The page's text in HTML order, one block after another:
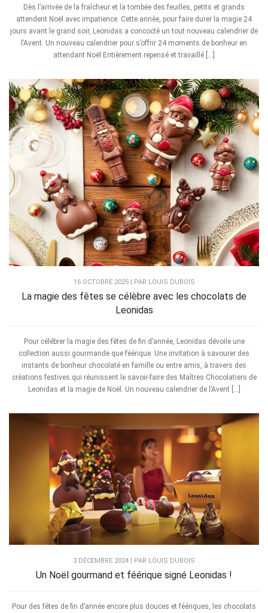
Dès l’arrivée de la fraîcheur et la tombée des feuilles, petits et grands
attendent Noël avec impatience. Cette année, pour faire durer la magie 24
jours avant le grand soir, Leonidas a concocté un tout nouveau calendrier de
l’Avent. Un nouveau calendrier pour s’offrir 24 moments de bonheur en
attendant Noël Entièrement repensé et travaillé […]
16 OCTOBRE 2025 | PAR LOUIS DUBOIS
La magie des fêtes se célèbre avec les chocolats de
Leonidas
Pour célébrer la magie des fêtes de fin d’année, Leonidas dévoile une
collection aussi gourmande que féérique. Une invitation à savourer des
instants de bonheur chocolaté en famille ou entre amis, à travers des
créations festives qui réunissent le savoir-faire des Maîtres Chocolatiers de
Leonidas et la magie de Noël. Un nouveau calendrier de l’Avent […]
3 DÉCEMBRE 2024 | PAR LOUIS DUBOIS
Un Noël gourmand et féérique signé Leonidas !
Pour des fêtes de fin d’année encore plus douces et féériques, les chocolats